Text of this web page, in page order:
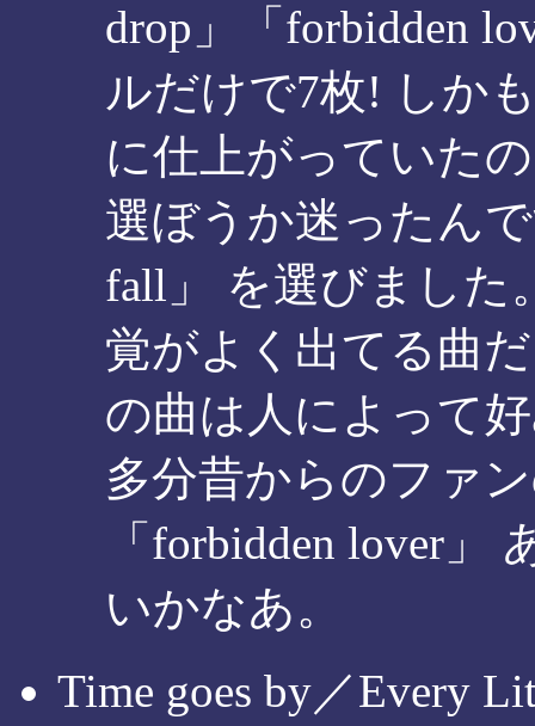
drop」「forbidden
ルだけで7枚! しか
に仕上がっていた
選ぼうか迷ったん
fall」 を選びました
覚がよく出てる曲
の曲は人によって
多分昔からのファ
「forbidden lover
いかなあ。
Time goes by／Every